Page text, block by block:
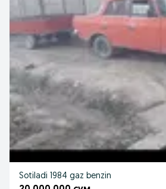
Sotiladi 1984 gaz benzin